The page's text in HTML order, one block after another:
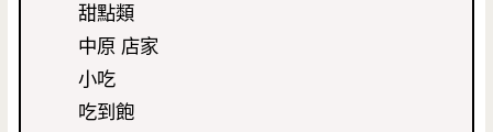
甜點類
中原 店家
小吃
吃到飽